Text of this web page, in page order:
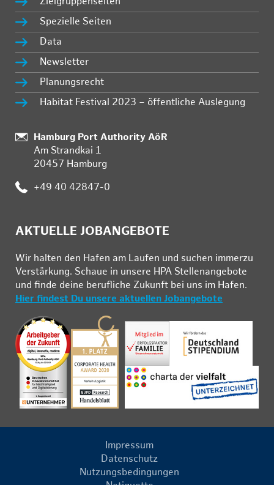
Spezielle Seiten
Data
Newsletter
Planungsrecht
Habitat Festival 2023 – öffentliche Auslegung
:
Hamburg Port Authority AöR
Am Strandkai 1
20457 Hamburg
: +49 40 42847-0
AKTUELLE JOBANGEBOTE
Wir hal­ten den Ha­fen am Lau­fen und su­chen im­mer­zu
Ver­stär­kung. Schau­e in un­se­re HPA Stel­len­an­ge­bo­te
und fin­de deine be­ruf­li­che Zu­kunft bei uns im Ha­fen.
Hier findest Du unsere aktuellen Jobangebote
Impressum
Datenschutz
Nutzungsbedingungen